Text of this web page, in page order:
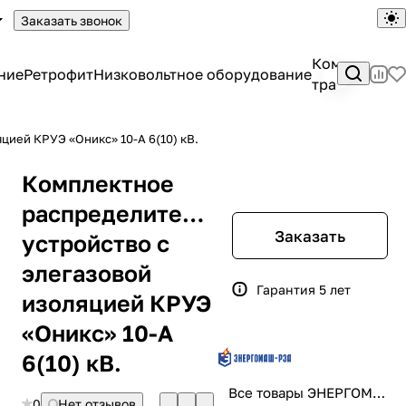
Заказать звонок
РетрофитНизковольтное оборудование
КРУЭ «Оникс» 10-А 6(10) кВ.
Комплектное
распределительное
устройство с
элегазовой
изоляцией КРУЭ
«Оникс» 10-А
6(10) кВ.
Заказать
Гарантия 5 лет